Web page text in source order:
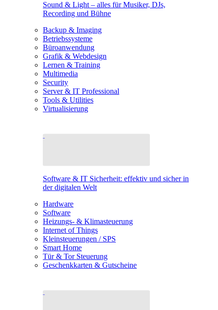
Sound & Light – alles für Musiker, DJs,
Recording und Bühne
Backup & Imaging
Betriebssysteme
Büroanwendung
Grafik & Webdesign
Lernen & Training
Multimedia
Security
Server & IT Professional
Tools & Utilities
Virtualisierung
Software & IT Sicherheit: effektiv und sicher in
der digitalen Welt
Hardware
Software
Heizungs- & Klimasteuerung
Internet of Things
Kleinsteuerungen / SPS
Smart Home
Tür & Tor Steuerung
Geschenkkarten & Gutscheine